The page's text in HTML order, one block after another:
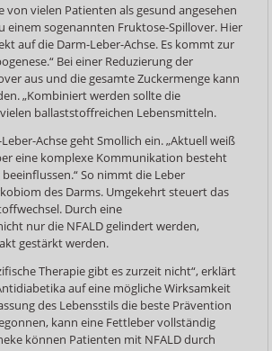
vielen Patienten als gesund angesehen
einem sogenannten Fruktose-Spillover. Hier
auf die Darm-Leber-Achse. Es kommt zur
Bei einer Reduzierung der
aus und die gesamte Zuckermenge kann
„Kombiniert werden sollte die
ballaststoffreichen Lebensmitteln.
Achse geht Smollich ein. „Aktuell weiß
eine komplexe Kommunikation besteht
So nimmt die Leber
des Darms. Umgekehrt steuert das
Durch eine
nur die NFALD gelindert werden,
gestärkt werden.
Therapie gibt es zurzeit nicht“, erklärt
auf eine mögliche Wirksamkeit
des Lebensstils die beste Prävention
kann eine Fettleber vollständig
können Patienten mit NFALD durch